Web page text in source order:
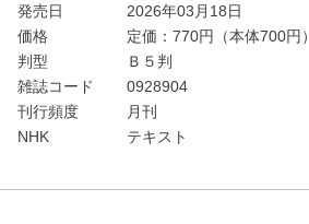
発売日
2026年03月18日
価格
定価： 770円（本体700円）
判型
Ｂ５判
雑誌コード
0928904
刊行頻度
月刊
NHK
テキスト